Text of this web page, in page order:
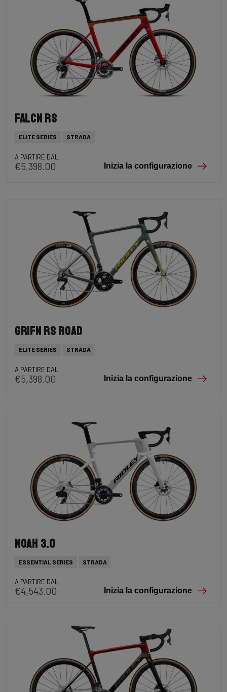
Falcn RS
ELITE SERIES STRADA
A PARTIRE DAL
€5,398.00 Inizia la configurazione
Grifn RS Road
ELITE SERIES STRADA
A PARTIRE DAL
€5,398.00 Inizia la configurazione
Noah 3.0
ESSENTIAL SERIES STRADA
A PARTIRE DAL
€4,543.00 Inizia la configurazione